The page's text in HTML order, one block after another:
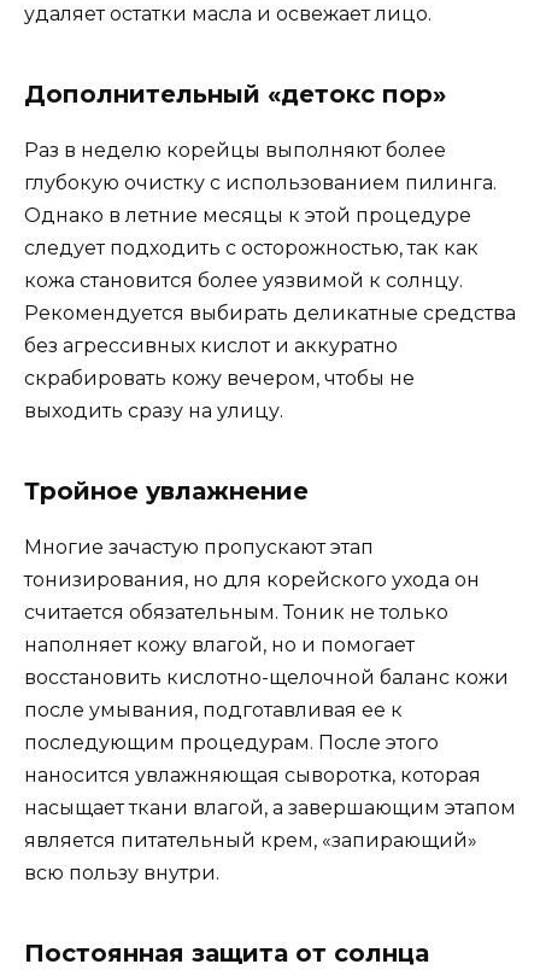
удаляет остатки масла и освежает лицо.
Дополнительный «детокс пор»
Раз в неделю корейцы выполняют более
глубокую очистку с использованием пилинга.
Однако в летние месяцы к этой процедуре
следует подходить с осторожностью, так как
кожа становится более уязвимой к солнцу.
Рекомендуется выбирать деликатные средства
без агрессивных кислот и аккуратно
скрабировать кожу вечером, чтобы не
выходить сразу на улицу.
Тройное увлажнение
Многие зачастую пропускают этап
тонизирования, но для корейского ухода он
считается обязательным. Тоник не только
наполняет кожу влагой, но и помогает
восстановить кислотно-щелочной баланс кожи
после умывания, подготавливая ее к
последующим процедурам. После этого
наносится увлажняющая сыворотка, которая
насыщает ткани влагой, а завершающим этапом
является питательный крем, «запирающий»
всю пользу внутри.
Постоянная защита от солнца